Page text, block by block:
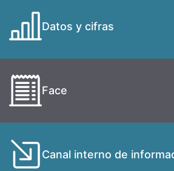
Datos y cifras
Face
Canal interno de